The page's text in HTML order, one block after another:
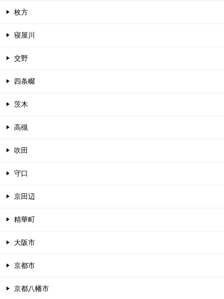
枚方
寝屋川
交野
四条畷
茨木
高槻
吹田
守口
京田辺
精華町
大阪市
京都市
京都八幡市